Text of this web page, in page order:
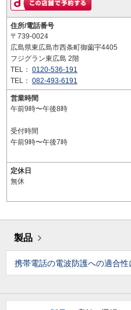
住所/電話番号
〒739-0024
広島県東広島市西条町御薗宇4405
フジグラン東広島 2階
TEL： 0120-536-191
TEL： 082-493-6191
営業時間
午前9時〜午後8時
受付時間
午前9時〜午後7時
定休日
無休
製品
携帯電話の電波防護への適合性